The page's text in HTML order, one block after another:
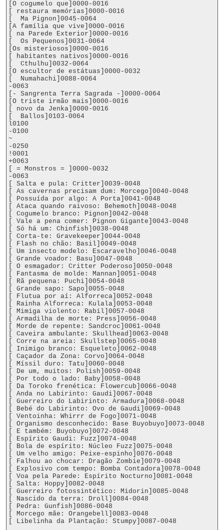
[O cogumelo que]0000-0016
[ restaura memórias]0000-0016
[  Ma Pignon]0045-0064
[A família que vive]0000-0016
[ na Parede Exterior]0000-0016
[  Os Pequenos]0031-0064
[Os misteriosos]0000-0016
[ habitantes nativos]0000-0016
[  Cthulhu]0032-0064
[O escultor de estátuas]0000-0032
[  Numahachi]0088-0064
-0063
[- Sangrenta Terra Sagrada -]0000-0064
[O triste irmão mais]0000-0016
[ novo da Jenka]0000-0016
[  Ballos]0103-0064
l0100
-0100
~
-0250
!0001
+0063
[ = Monstros = ]0000-0032
-0063
[ Salta e pula: Critter]0039-0048
[ As cavernas precisam dum: Morcego]0040-0048
[ Possuída por algo: A Porta]0041-0048
[ Ataca quando raivoso: Behemoth]0048-0048
[ Cogumelo branco: Pignon]0042-0048
[ Vale a pena comer: Pignon Gigante]0043-0048
[ Só há um: Chinfish]0038-0048
[ Corta-te: Gravekeeper]0044-0048
[ Flash no chão: Basil]0049-0048
[ Um insecto modelo: Escaravelho]0046-0048
[ Grande voador: Basu]0047-0048
[ O esmagador: Critter Poderoso]0050-0048
[ Fantasma de molde: Mannan]0051-0048
[ Rã pequena: Puchi]0054-0048
[ Grande sapo: Sapo]0055-0048
[ Flutua por aí: Alforreca]0052-0048
[ Rainha Alforreca: Kulala]0053-0048
[ Mimiga violento: Rabil]0057-0048
[ Armadilha de morte: Press]0056-0048
[ Morde de repente: Sandcroc]0061-0048
[ Caveira ambulante: Skullhead]0063-0048
[ Corre na areia: Skullstep]0065-0048
[ Inimigo branco: Esqueleto]0062-0048
[ Caçador da Zona: Corvo]0064-0048
[ Míssil duro: Tatu]0060-0048
[ De um, muitos: Polish]0059-0048
[ Por todo o lado: Baby]0058-0048
[ Da Toroko frenética: Flowercub]0066-0048
[ Anda no Labirinto: Gaudi]0067-0048
[ Guerreiro do Labirinto: Armadura]0068-0048
[ Bebé do Labirinto: Ovo de Gaudi]0069-0048
[ Ventoinha: Whirrr de Fogo]0071-0048
[ Organismo desconhecido: Base Buyobuyo]0073-0048
[ E também: Buyobuyo]0072-0048
[ Espírito Gaudi: Fuzz]0074-0048
[ Bola de espírito: Núcleo Fuzz]0075-0048
[ Um velho amigo: Peixe-espinho]0076-0048
[ Falhou ao chocar: Dragão Zombie]0079-0048
[ Explosivo com tempo: Bomba Contadora]0078-0048
[ Voa pela Parede: Espírito Nocturno]0081-0048
[ Salta: Hoppy]0082-0048
[ Guerreiro fotossintético: Midorin]0085-0048
[ Nascido da terra: Droll]0084-0048
[ Pedra: Gunfish]0086-0048
[ Morcego mãe: Orangebell]0083-0048
[ Libelinha da Plantação: Stumpy]0087-0048